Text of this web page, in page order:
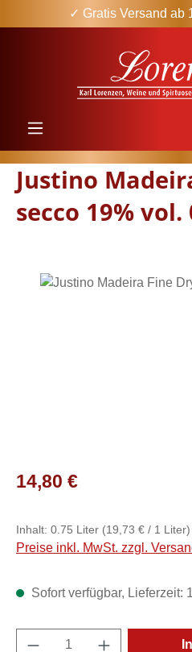
Zum Hauptinhalt springen
✓ Gratis Versand ab
Justino
secco 19% vol.
Bildergalerie überspringen
Regulärer Preis:
14,80 €
Inhalt: 0.75 Liter (19,73 € / 1 Liter)
Preise inkl. MwSt. zzgl.
Sofort verfügbar, Lieferzeit:
Produkt Anzahl: Gib